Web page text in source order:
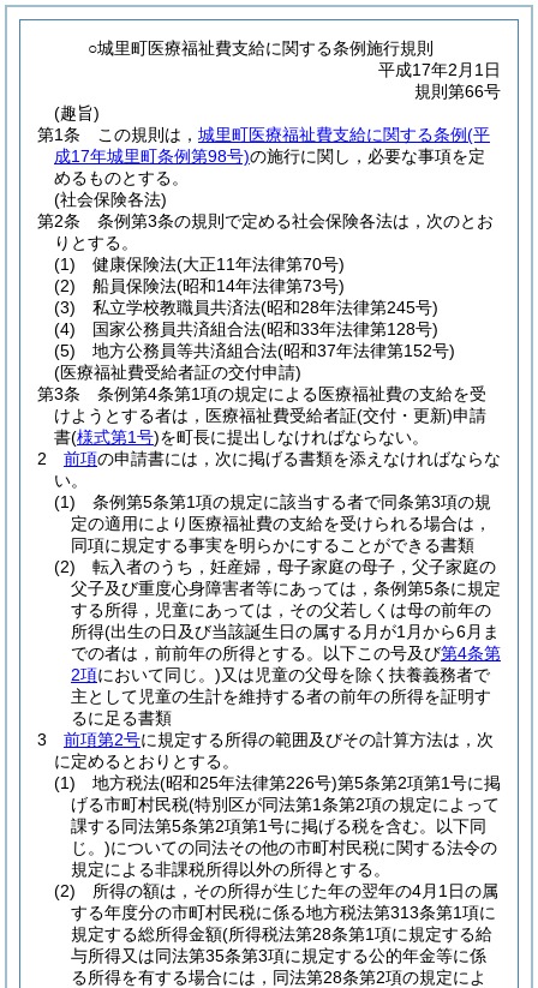
○城里町医療福祉費支給に関する条例施行規則
平成17年2月1日
規則第66号
(趣旨)
第1条
この規則は， 城里町医療福祉費支給に関する条例(平
成17年城里町条例第98号)の施行に関し，必要な事項を定
めるものとする。
(社会保険各法)
第2条
条例第3条の規則で定める社会保険各法は，次のとお
りとする。
(1)
健康保険法(大正11年法律第70号)
(2)
船員保険法(昭和14年法律第73号)
(3)
私立学校教職員共済法(昭和28年法律第245号)
(4)
国家公務員共済組合法(昭和33年法律第128号)
(5)
地方公務員等共済組合法(昭和37年法律第152号)
(医療福祉費受給者証の交付申請)
第3条
条例第4条第1項の規定による医療福祉費の支給を受
けようとする者は，医療福祉費受給者証(交付・更新)申請
書(様式第1号)を町長に提出しなければならない。
2
前項の申請書には，次に掲げる書類を添えなければならな
い。
(1)
条例第5条第1項の規定に該当する者で同条第3項の規
定の適用により医療福祉費の支給を受けられる場合は，
同項に規定する事実を明らかにすることができる書類
(2)
転入者のうち，妊産婦，母子家庭の母子，父子家庭の
父子及び重度心身障害者等にあっては，条例第5条に規定
する所得，児童にあっては，その父若しくは母の前年の
所得(出生の日及び当該誕生日の属する月が1月から6月ま
での者は，前前年の所得とする。以下この号及び第4条第
2項において同じ。)又は児童の父母を除く扶養義務者で
主として児童の生計を維持する者の前年の所得を証明す
るに足る書類
3
前項第2号に規定する所得の範囲及びその計算方法は，次
に定めるとおりとする。
(1)
地方税法(昭和25年法律第226号)第5条第2項第1号に掲
げる市町村民税(特別区が同法第1条第2項の規定によって
課する同法第5条第2項第1号に掲げる税を含む。以下同
じ。)についての同法その他の市町村民税に関する法令の
規定による非課税所得以外の所得とする。
(2)
所得の額は，その所得が生じた年の翌年の4月1日の属
する年度分の市町村民税に係る地方税法第313条第1項に
規定する総所得金額(所得税法第28条第1項に規定する給
与所得又は同法第35条第3項に規定する公的年金等に係
る所得を有する場合には，同法第28条第2項の規定によ